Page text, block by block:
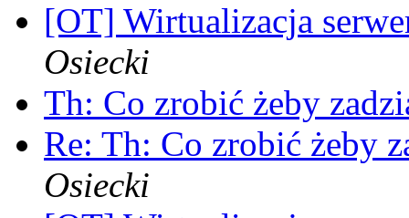
[OT] Wirtualizacja
Osiecki
Th: Co zrobić żeby
Re: Th: Co zrobić żeby
Osiecki